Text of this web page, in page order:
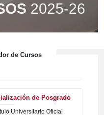
2025-26
de Cursos
de Posgrado
Universitario Oficial